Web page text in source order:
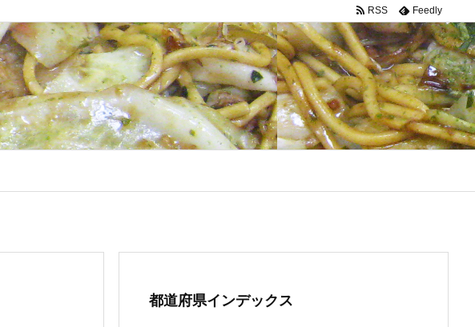
RSS Feedly
都道府県インデックス